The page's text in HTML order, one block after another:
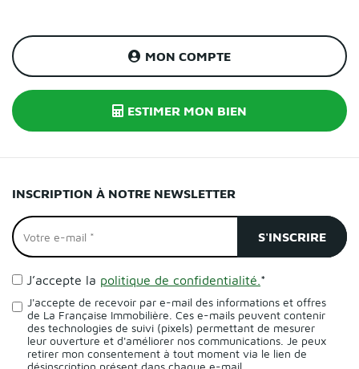
MON COMPTE
ESTIMER MON BIEN
INSCRIPTION À NOTRE NEWSLETTER
J’accepte la politique de confidentialité. *
J'accepte de recevoir par e-mail des informations et offres
de La Française Immobilière. Ces e-mails peuvent contenir
des technologies de suivi (pixels) permettant de mesurer
leur ouverture et d'améliorer nos communications. Je peux
retirer mon consentement à tout moment via le lien de